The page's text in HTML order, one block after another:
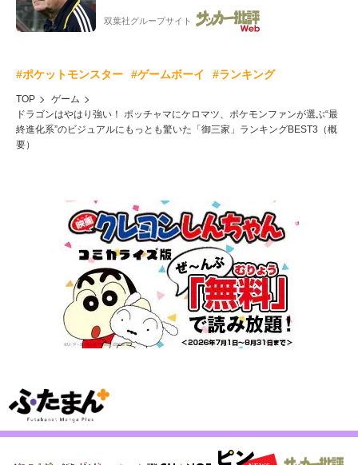
が原州へ? 愛すべき男の“大迷子”伝説
双葉社グループサイト
#ポケットモンスター #ゲームボーイ #ランキング
TOP
ゲーム
ドラゴンはやはり強い！ ポッチャマにケロマツ、ポケモンファンが選ぶ“最
終進化系”のビジュアルにもっとも驚いた「御三家」ランキングBEST3（概
要）